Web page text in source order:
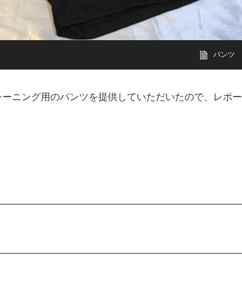
パンツ
ニング用のパンツを提供していただいたので、レポー